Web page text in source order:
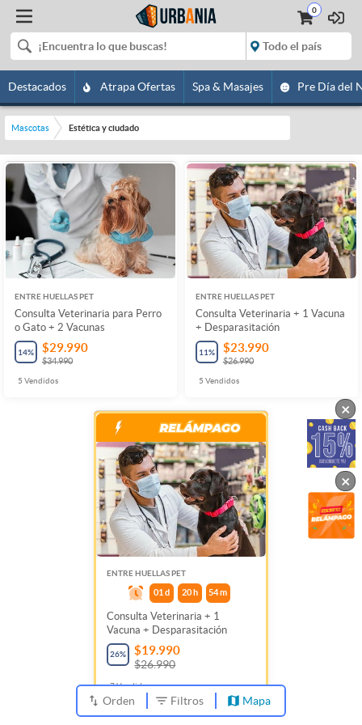
0
Destacados Atrapa Ofertas Spa & Masajes Pre Día del
Mascotas Estética y ciudado
ENTRE HUELLAS PET
Consulta Veterinaria para Perro
o Gato + 2 Vacunas
14% $29.990
$34.990
5 Vendidos
ENTRE HUELLAS PET
Consulta Veterinaria + 1 Vacuna
+ Desparasitación
11% $23.990
$26.990
5 Vendidos
ENTRE HUELLAS PET
01 d 20 h 54m
Consulta Veterinaria + 1
Vacuna + Desparasitación
26% $19.990
$26.990
7Vendidos
Orden Filtros Mapa
×
×